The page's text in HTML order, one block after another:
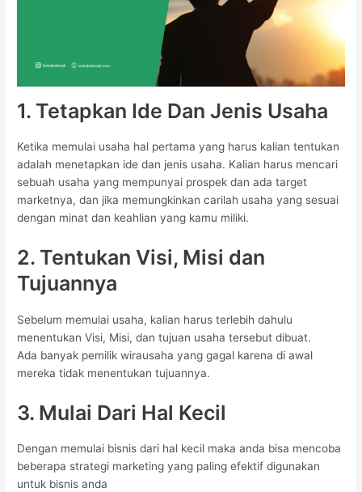
1. Tetapkan Ide Dan Jenis Usaha
Ketika memulai usaha hal pertama yang harus kalian tentukan
adalah menetapkan ide dan jenis usaha. Kalian harus mencari
sebuah usaha yang mempunyai prospek dan ada target
marketnya, dan jika memungkinkan carilah usaha yang sesuai
dengan minat dan keahlian yang kamu miliki.
2. Tentukan Visi, Misi dan
Tujuannya
Sebelum memulai usaha, kalian harus terlebih dahulu
menentukan Visi, Misi, dan tujuan usaha tersebut dibuat.
Ada banyak pemilik wirausaha yang gagal karena di awal
mereka tidak menentukan tujuannya.
3. Mulai Dari Hal Kecil
Dengan memulai bisnis dari hal kecil maka anda bisa mencoba
beberapa strategi marketing yang paling efektif digunakan
untuk bisnis anda